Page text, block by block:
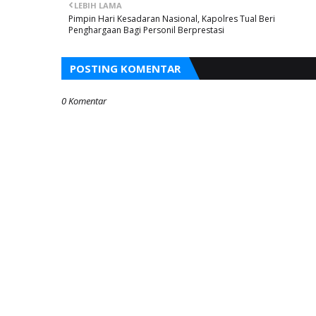
LEBIH LAMA
Pimpin Hari Kesadaran Nasional, Kapolres Tual Beri
Penghargaan Bagi Personil Berprestasi
POSTING KOMENTAR
0 Komentar